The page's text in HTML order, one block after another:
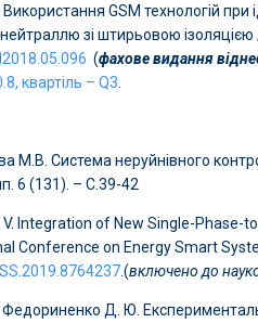
GSM технологій
зі штирьовою
(фахове видання
квартіль – Q3
М.В. Система неруйнівного
6 (131). – C.39-42
V. Іntegration of New Single-
Conference on Energy Smart
.(включено до
Д. Ю.